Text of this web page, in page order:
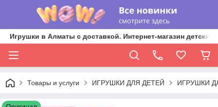
Игрушки в Алматы с доставкой. Интернет-магазин
Товары и услуги ИГРУШКИ ДЛЯ ДЕТЕЙ ИГРУШКИ